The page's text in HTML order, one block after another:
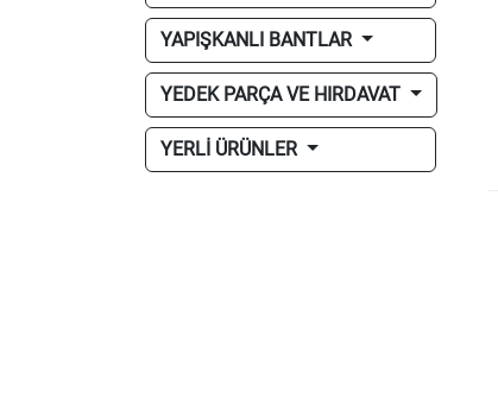
YAPIŞKANLI BANTLAR
YEDEK PARÇA VE HIRDAVAT
YERLİ ÜRÜNLER